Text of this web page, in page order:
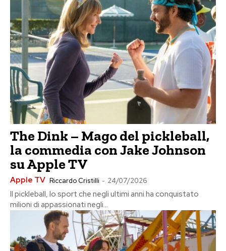
The Dink – Mago del pickleball,
la commedia con Jake Johnson
su Apple TV
Apple TV Riccardo Cristilli - 24/07/2026
Il pickleball, lo sport che negli ultimi anni ha conquistato
milioni di appassionati negli...